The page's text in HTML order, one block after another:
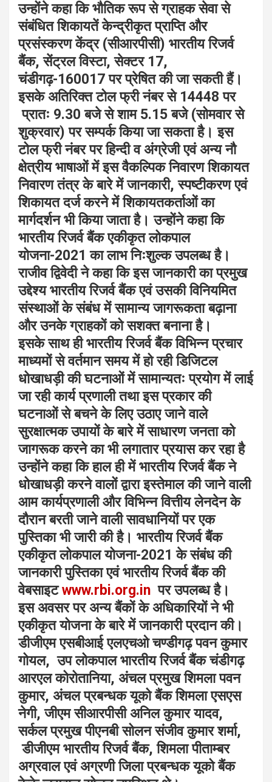
उन्होंने कहा कि भौतिक रूप से ग्राहक सेवा से
संबंधित शिकायतें केन्द्रीकृत प्राप्ति और
प्रसंस्करण केंद्र (सीआरपीसी) भारतीय रिजर्व
बैंक, सेंट्रल विस्टा, सेक्टर 17,
चंडीगढ़-160017 पर प्रेषित की जा सकती हैं।
इसके अतिरिक्त टोल फ्री नंबर से 14448 पर
प्रातः 9.30 बजे से शाम 5.15 बजे (सोमवार से
शुक्रवार) पर सम्पर्क किया जा सकता है। इस
टोल फ्री नंबर पर हिन्दी व अंग्रेजी एवं अन्य नौ
क्षेत्रीय भाषाओं में इस वैकल्पिक निवारण शिकायत
निवारण तंत्र के बारे में जानकारी, स्पष्टीकरण एवं
शिकायत दर्ज करने में शिकायतकर्ताओं का
मार्गदर्शन भी किया जाता है। उन्होंने कहा कि
भारतीय रिजर्व बैंक एकीकृत लोकपाल
योजना-2021 का लाभ निःशुल्क उपलब्ध है।
राजीव द्विवेदी ने कहा कि इस जानकारी का प्रमुख
उद्देश्य भारतीय रिजर्व बैंक एवं उसकी विनियमित
संस्थाओं के संबंध में सामान्य जागरूकता बढ़ाना
और उनके ग्राहकों को सशक्त बनाना है।
इसके साथ ही भारतीय रिजर्व बैंक विभिन्न प्रचार
माध्यमों से वर्तमान समय में हो रही डिजिटल
धोखाधड़ी की घटनाओं में सामान्यतः प्रयोग में लाई
जा रही कार्य प्रणाली तथा इस प्रकार की
घटनाओं से बचने के लिए उठाए जाने वाले
सुरक्षात्मक उपायों के बारे में साधारण जनता को
जागरूक करने का भी लगातार प्रयास कर रहा है
उन्होंने कहा कि हाल ही में भारतीय रिजर्व बैंक ने
धोखाधड़ी करने वालों द्वारा इस्तेमाल की जाने वाली
आम कार्यप्रणाली और विभिन्न वित्तीय लेनदेन के
दौरान बरती जाने वाली सावधानियों पर एक
पुस्तिका भी जारी की है। भारतीय रिजर्व बैंक
एकीकृत लोकपाल योजना-2021 के संबंध की
जानकारी पुस्तिका एवं भारतीय रिजर्व बैंक की
वेबसाइटwww.rbi.org.in पर उपलब्ध है।
इस अवसर पर अन्य बैंकों के अधिकारियों ने भी
एकीकृत योजना के बारे में जानकारी प्रदान की।
डीजीएम एसबीआई एलएचओ चण्डीगढ़ पवन कुमार
गोयल, उप लोकपाल भारतीय रिजर्व बैंक चंडीगढ़
आरएल कोरोतानिया, अंचल प्रमुख शिमला पवन
कुमार, अंचल प्रबन्धक यूको बैंक शिमला एसएस
नेगी, जीएम सीआरपीसी अनिल कुमार यादव,
सर्कल प्रमुख पीएनबी सोलन संजीव कुमार शर्मा,
डीजीएम भारतीय रिजर्व बैंक, शिमला पीताम्बर
अग्रवाल एवं अग्रणी जिला प्रबन्धक यूको बैंक